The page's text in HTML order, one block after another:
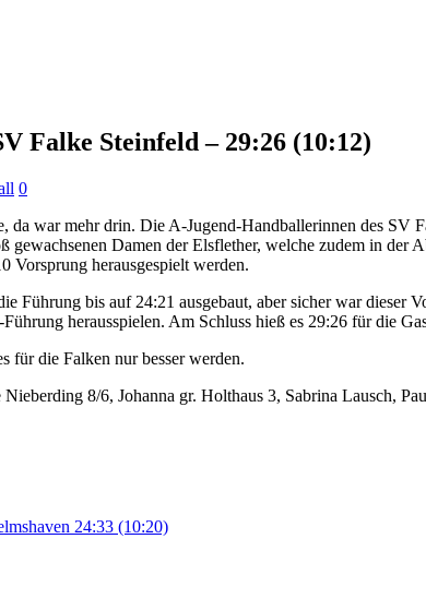
Falke Steinfeld – 29:26 (10:12)
0
da war mehr drin. Die A-Jugend-Handballerinnen des
gewachsenen Damen der Elsflether, welche zudem in
Vorsprung herausgespielt werden.
Führung bis auf 24:21 ausgebaut, aber sicher war dieser
herausspielen. Am Schluss hieß es 29:26 für die
für die Falken nur besser werden.
8/6, Johanna gr. Holthaus 3, Sabrina Lausch,
24:33 (10:20)